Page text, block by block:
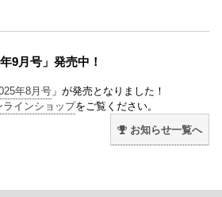
9月号」発売中！
年8月号 」が発売となりました！
ラインショップをご覧ください。
お知らせ一覧へ